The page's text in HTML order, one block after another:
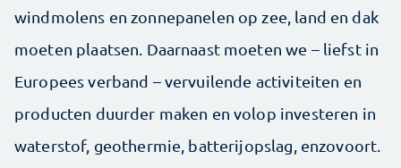
windmolens en zonnepanelen op zee, land en dak
moeten plaatsen. Daarnaast moeten we – liefst in
Europees verband – vervuilende activiteiten en
producten duurder ­maken en volop investeren in
waterstof, geothermie, batterijopslag, enzovoort.